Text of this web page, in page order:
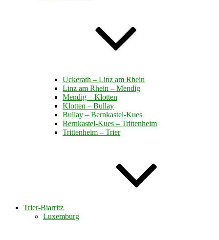
Uckerath – Linz am Rhein
Linz am Rhein – Mendig
Mendig – Klotten
Klotten – Bullay
Bullay – Bernkastel-Kues
Bernkastel-Kues – Trittenheim
Trittenheim – Trier
Trier-Biarritz
Luxemburg